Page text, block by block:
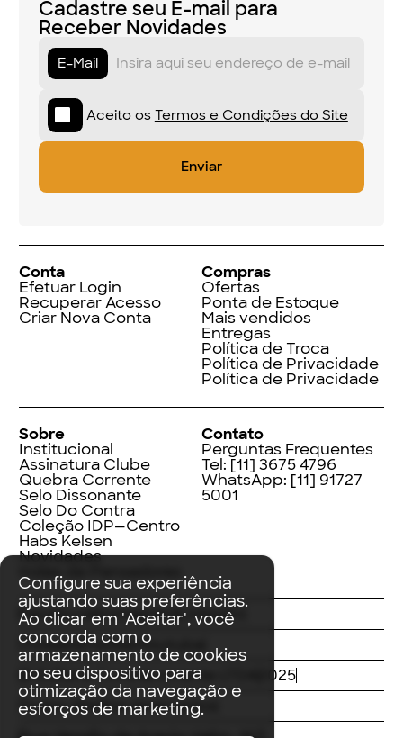
Configure sua experiência
ajustando suas preferências.
Ao clicar em 'Aceitar', você
concorda com o
armazenamento de cookies
no seu dispositivo para
otimização da navegação e
esforços de marketing.
Cadastre seu E-mail para
Receber Novidades
E-Mail
Aceito os Termos e Condições do Site
Conta
Efetuar Login
Recuperar Acesso
Criar Nova Conta
Compras
Ofertas
Ponta de Estoque
Mais vendidos
Entregas
Política de Troca
Política de Privacidade
Política de Privacidade
Sobre
Institucional
Assinatura Clube
Quebra Corrente
Selo Dissonante
Selo Do Contra
Coleção IDP—Centro
Habs Kelsen
Novidades
Index de Pensadores
Contato
Perguntas Frequentes
Tel: [11] 3675 4796
WhatsApp: [11] 91727
5001
FacebookInstagramLinkedIn
ThreadsTwitterYoutube
© Editora Contracorrente LTDA
2025
Todos direitos reservados